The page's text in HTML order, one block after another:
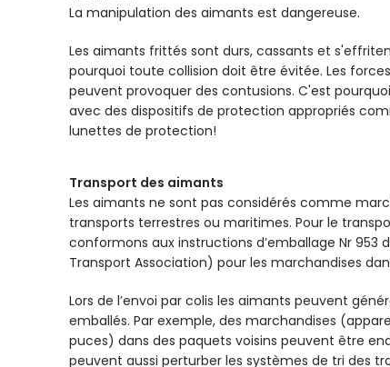
La manipulation des aimants est dangereuse.
Les aimants frittés sont durs, cassants et
pourquoi toute collision doit être évitée. Les
peuvent provoquer des contusions. C'est
avec des dispositifs de protection appropriés
lunettes de protection!
Transport des aimants
Les aimants ne sont pas considérés comme
transports terrestres ou maritimes. Pour le
conformons aux instructions d’emballage Nr 953
Transport Association) pour les marchandises
Lors de l’envoi par colis les aimants peuvent
emballés. Par exemple, des marchandises
puces) dans des paquets voisins peuvent être
peuvent aussi perturber les systèmes de tri des